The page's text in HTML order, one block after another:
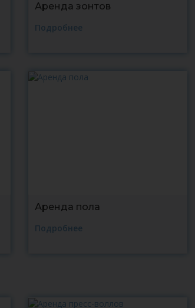
Аренда зонтов
Подробнее
Аренда пола
Подробнее